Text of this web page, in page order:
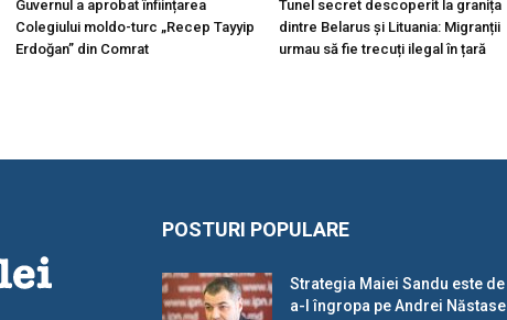
Guvernul a aprobat înființarea
Colegiului moldo-turc „Recep Tayyip
Erdoğan” din Comrat
Tunel secret descoperit la granița
dintre Belarus și Lituania: Migranții
urmau să fie trecuți ilegal în țară
POSTURI POPULARE
Strategia Maiei Sandu este de
a-l îngropa pe Andrei Năstase